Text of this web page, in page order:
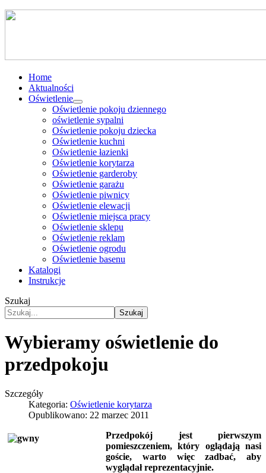
Home
Aktualności
Oświetlenie
Oświetlenie pokoju dziennego
oświetlenie sypalni
Oświetlenie pokoju dziecka
Oświetlenie kuchni
Oświetlenie łazienki
Oświetlenie korytarza
Oświetlenie garderoby
Oświetlenie garażu
Oświetlenie piwnicy
Oświetlenie elewacji
Oświetlenie miejsca pracy
Oświetlenie sklepu
Oświetlenie reklam
Oświetlenie ogrodu
Oświetlenie basenu
Katalogi
Instrukcje
Szukaj
Szukaj
Wybieramy oświetlenie do
przedpokoju
Szczegóły
Kategoria: Oświetlenie korytarza
Opublikowano: 22 marzec 2011
Przedpokój jest pierwszym
pomieszczeniem, który oglądają nasi
goście, warto więc zadbać, aby
wyglądał reprezentacyjnie.